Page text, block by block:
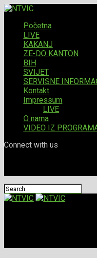
Početna
LIVE
KAKANJ
ZE-DO KANTON
BIH
SVIJET
SERVISNE
Kontakt
Impressum
LIVE
O nama
VIDEO IZ
Connect with us